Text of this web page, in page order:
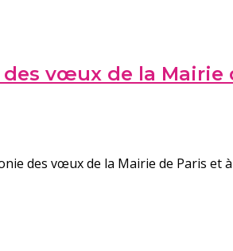
vœux de la
des vœux de la Mairie de Paris